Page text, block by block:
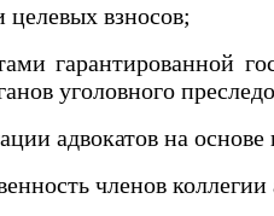
взносов;
гарантированной
уголовного
адвокатов на
членов